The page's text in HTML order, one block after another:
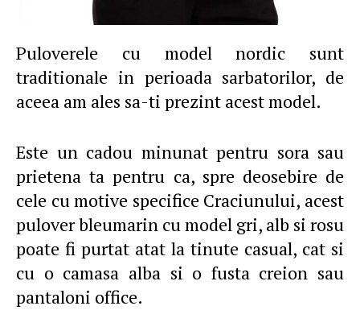
Puloverele cu model nordic sunt
traditionale in perioada sarbatorilor, de
aceea am ales sa-ti prezint acest model.
Este un cadou minunat pentru sora sau
prietena ta pentru ca, spre deosebire de
cele cu motive specifice Craciunului, acest
pulover bleumarin cu model gri, alb si rosu
poate fi purtat atat la tinute casual, cat si
cu o camasa alba si o fusta creion sau
pantaloni office.